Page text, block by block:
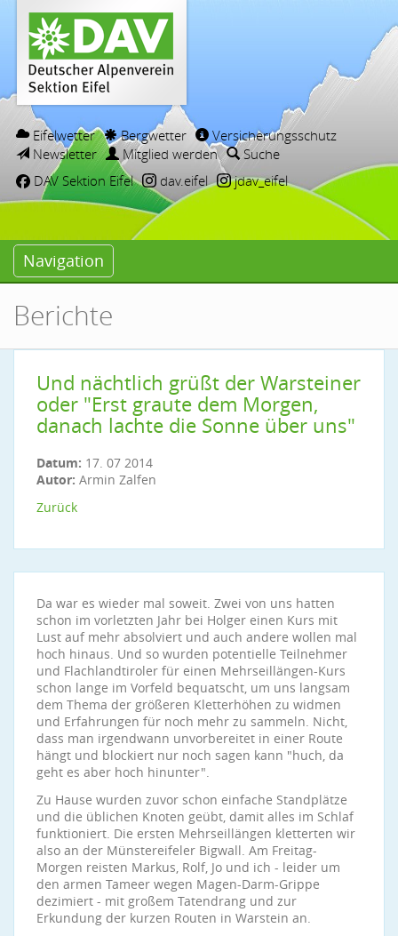
Eifelwetter Bergwetter
Versicherungsschutz
Newsletter
Mitglied werden
Suche
DAV Sektion Eifel
dav.eifel jdav_eifel
Navigation
Berichte
Und nächtlich grüßt der Warsteiner
oder "Erst graute dem Morgen,
danach lachte die Sonne über uns"
Datum: 17. 07 2014
Autor: Armin Zalfen
Zurück
Da war es wieder mal soweit. Zwei von uns hatten
schon im vorletzten Jahr bei Holger einen Kurs mit
Lust auf mehr absolviert und auch andere wollen mal
hoch hinaus. Und so wurden potentielle Teilnehmer
und Flachlandtiroler für einen Mehrseillängen-Kurs
schon lange im Vorfeld bequatscht, um uns langsam
dem Thema der größeren Kletterhöhen zu widmen
und Erfahrungen für noch mehr zu sammeln. Nicht,
dass man irgendwann unvorbereitet in einer Route
hängt und blockiert nur noch sagen kann "huch, da
geht es aber hoch hinunter".
Zu Hause wurden zuvor schon einfache Standplätze
und die üblichen Knoten geübt, damit alles im Schlaf
funktioniert. Die ersten Mehrseillängen kletterten wir
also an der Münstereifeler Bigwall. Am Freitag-
Morgen reisten Markus, Rolf, Jo und ich - leider um
den armen Tameer wegen Magen-Darm-Grippe
dezimiert - mit großem Tatendrang und zur
Erkundung der kurzen Routen in Warstein an.